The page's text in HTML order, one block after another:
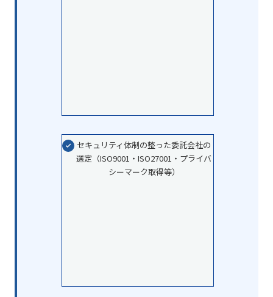
セキュリティ体制の整った委託会社の
選定（ISO9001・ISO27001・プライバ
シーマーク取得等）